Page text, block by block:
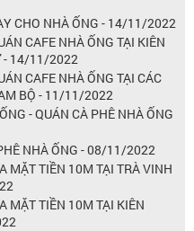
CHO NHÀ ỐNG - 14/11/2022
CAFE NHÀ ỐNG TẠI KIÊN
- 14/11/2022
CAFE NHÀ ỐNG TẠI CÁC
BỘ - 11/11/2022
- QUÁN CÀ PHÊ NHÀ ỐNG
NHÀ ỐNG - 08/11/2022
MẶT TIỀN 10M TẠI TRÀ VINH
MẶT TIỀN 10M TẠI KIÊN